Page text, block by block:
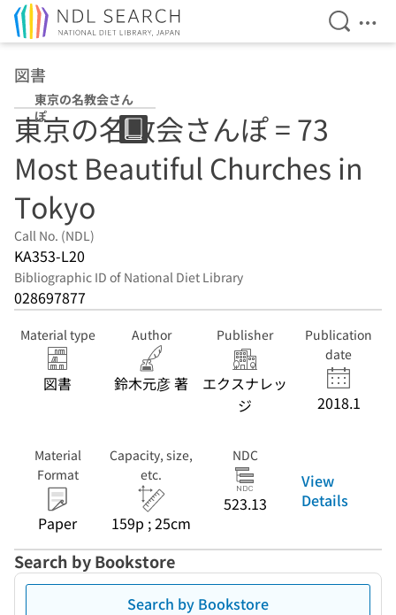
Open
図書
東京の名教会さん
ぽ
東京の名教会さんぽ = 73
Most Beautiful Churches in
Tokyo
Call No. (NDL)
KA353-L20
Bibliographic ID of National Diet Library
028697877
Material type
図書
Author
鈴木元彦 著
Publisher
エクスナレッ
ジ
Publication
date
2018.1
Material
Format
Paper
Capacity, size,
etc.
159p ; 25cm
NDC
523.13
View
Details
Search by Bookstore
Search by Bookstore